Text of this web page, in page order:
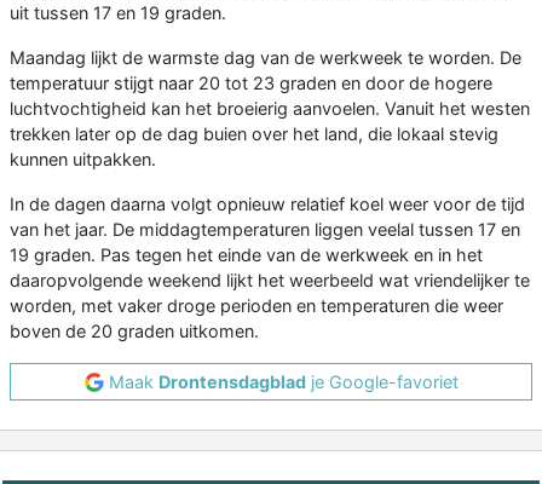
uit tussen 17 en 19 graden.
Maandag lijkt de warmste dag van de werkweek te worden. De
temperatuur stijgt naar 20 tot 23 graden en door de hogere
luchtvochtigheid kan het broeierig aanvoelen. Vanuit het westen
trekken later op de dag buien over het land, die lokaal stevig
kunnen uitpakken.
In de dagen daarna volgt opnieuw relatief koel weer voor de tijd
van het jaar. De middagtemperaturen liggen veelal tussen 17 en
19 graden. Pas tegen het einde van de werkweek en in het
daaropvolgende weekend lijkt het weerbeeld wat vriendelijker te
worden, met vaker droge perioden en temperaturen die weer
boven de 20 graden uitkomen.
Maak Drontensdagbladje Google-favoriet